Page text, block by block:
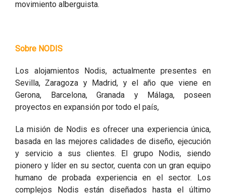
movimiento alberguista.
Sobre NODIS
Los alojamientos Nodis, actualmente presentes en
Sevilla, Zaragoza y Madrid, y el año que viene en
Gerona, Barcelona, Granada y Málaga, poseen
proyectos en expansión por todo el país,
La misión de Nodis es ofrecer una experiencia única,
basada en las mejores calidades de diseño, ejecución
y servicio a sus clientes. El grupo Nodis, siendo
pionero y líder en su sector, cuenta con un gran equipo
humano de probada experiencia en el sector. Los
complejos Nodis están diseñados hasta el último